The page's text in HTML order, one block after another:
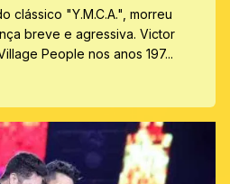
clássico "Y.M.C.A.", morreu
breve e agressiva. Victor
People nos anos 197...